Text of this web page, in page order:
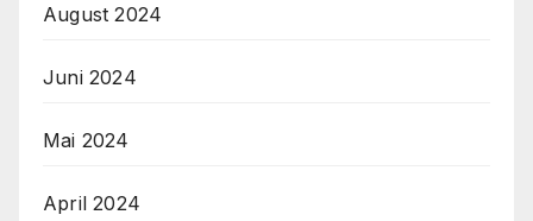
August 2024
Juni 2024
Mai 2024
April 2024